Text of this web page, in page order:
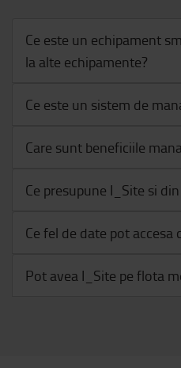
Ce este un echipament
la alte echipamente?
Ce este un sistem de
Care sunt beneficiile
Ce presupune I_Site si
Ce fel de date pot accesa
Pot avea I_Site pe flota